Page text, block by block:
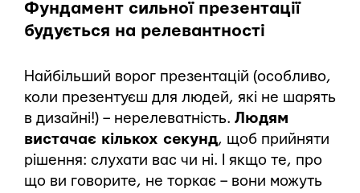
Фундамент сильної презентації
будується на релевантності
Найбільший ворог презентацій (особливо,
коли презентуєш для людей, які не шарять
в дизайні!) – нерелеватність. Людям
вистачає кількох секунд, щоб прийняти
рішення: слухати вас чи ні. І якщо те, про
що ви говорите, не торкає – вони можуть